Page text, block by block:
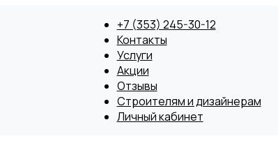
+7 (353) 245-30-12
Контакты
Услуги
Акции
Отзывы
Строителям и дизайнерам
Личный кабинет